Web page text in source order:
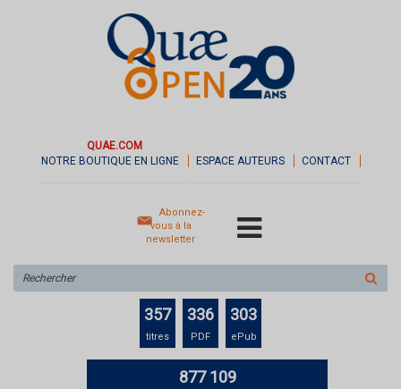
QUAE.COM
NOTRE BOUTIQUE EN LIGNE
ESPACE AUTEURS CONTACT
Abonnez-
vous à la
newsletter
sur
le
357
titres
336
PDF
303
ePub
877 109